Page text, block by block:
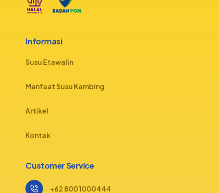
Informasi
Susu Etawalin
Manfaat Susu Kambing
Artikel
Kontak
Customer Service
+62 800 1000444